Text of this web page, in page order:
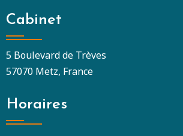
Cabinet
5 Boulevard de Trèves
57070 Metz, France
Horaires